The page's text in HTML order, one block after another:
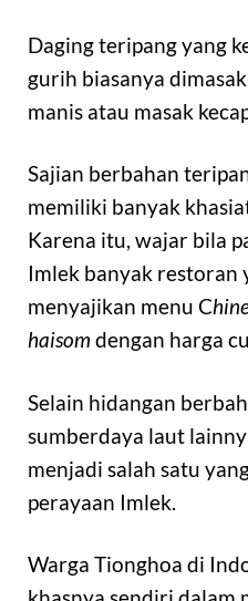
Daging teripang yang
gurih biasanya
manis atau masak
Sajian berbahan
memiliki banyak
Karena itu, wajar bila
Imlek banyak restoran
menyajikan menu C
haisom dengan harga
Selain hidangan
sumberdaya laut
menjadi salah satu
perayaan Imlek.
Warga Tionghoa di